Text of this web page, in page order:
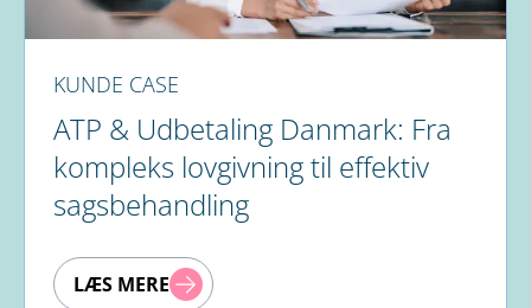
KUNDE CASE
ATP & Udbetaling Danmark: Fra
kompleks lovgivning til effektiv
sagsbehandling
LÆS MERE